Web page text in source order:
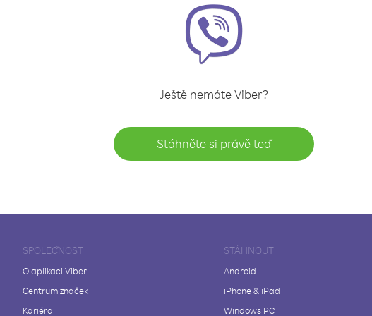
Ještě nemáte Viber?
Stáhněte si právě teď
SPOLEČNOST
O aplikaci Viber
Centrum značek
Kariéra
STÁHNOUT
Android
iPhone & iPad
Windows PC